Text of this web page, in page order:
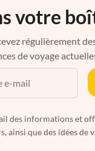
votre
régulièrement
de voyage
des informations et
ainsi que des idées de